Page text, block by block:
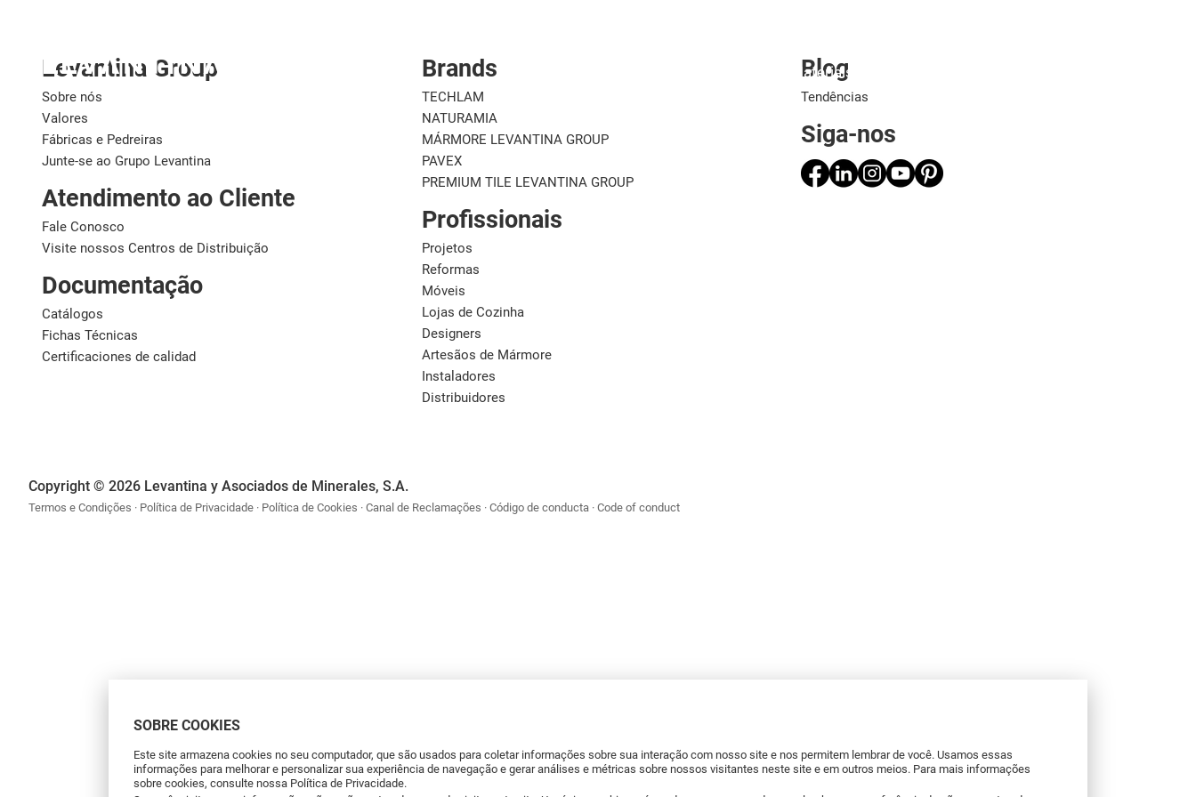
Materiais
SOBRE COOKIES
Este site armazena cookies no seu computador, que são usados para coletar informações sobre sua interação com nosso site e nos permitem lembrar de você. Usamos essas
informações para melhorar e personalizar sua experiência de navegação e gerar análises e métricas sobre nossos visitantes neste site e em outros meios. Para mais informações
sobre cookies, consulte nossa Política de Privacidade.
Levantina Group
Sobre nós
Valores
Fábricas e Pedreiras
Junte-se ao Grupo Levantina
Atendimento ao Cliente
Fale Conosco
Visite nossos Centros de Distribuição
Documentação
Catálogos
Fichas Técnicas
Certificaciones de calidad
Brands
TECHLAM
NATURAMIA
MÁRMORE LEVANTINA GROUP
PAVEX
PREMIUM TILE LEVANTINA GROUP
Profissionais
Projetos
Reformas
Móveis
Lojas de Cozinha
Designers
Artesãos de Mármore
Instaladores
Distribuidores
Blog
Tendências
Siga-nos
Copyright © 2026 Levantina y Asociados de Minerales, S.A.
Termos e Condições Política de Privacidade Política de Cookies Canal de Reclamações Código de conducta Code of conduct